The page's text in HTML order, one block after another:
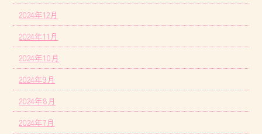
2024年12月
2024年11月
2024年10月
2024年9月
2024年8月
2024年7月